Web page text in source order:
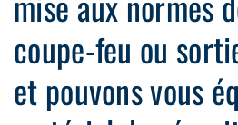
coupe-feu ou
et pouvons vous